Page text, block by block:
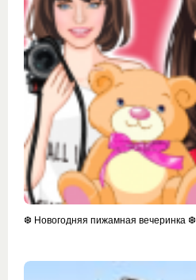
❆ Новогодняя пижамная вечеринка ❆